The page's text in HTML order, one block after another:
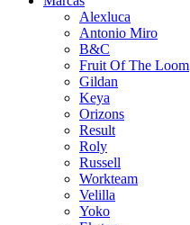
Alexluca
Antonio Miro
B&C
Fruit Of The Loom
Gildan
Keya
Orizons
Result
Roly
Russell
Workteam
Velilla
Yoko